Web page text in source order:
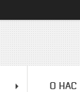
О НАС